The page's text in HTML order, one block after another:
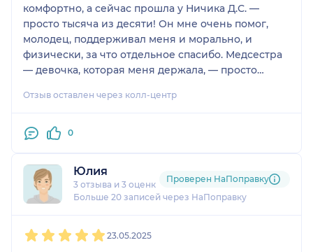
комфортно, а сейчас прошла у Ничика Д.С. —
просто тысяча из десяти! Он мне очень помог,
молодец, поддерживал меня и морально, и
физически, за что отдельное спасибо. Медсестра
— девочка, которая меня держала, — просто
это обследование, но благодаря их поддержке
рассказали о результатах, всё объяснили, очень
Отзыв оставлен через колл-центр
0
Юлия
3 отзыва и 3 оценки
Больше 20 записей через НаПоправку
Проверен НаПоправку
23.05.2025